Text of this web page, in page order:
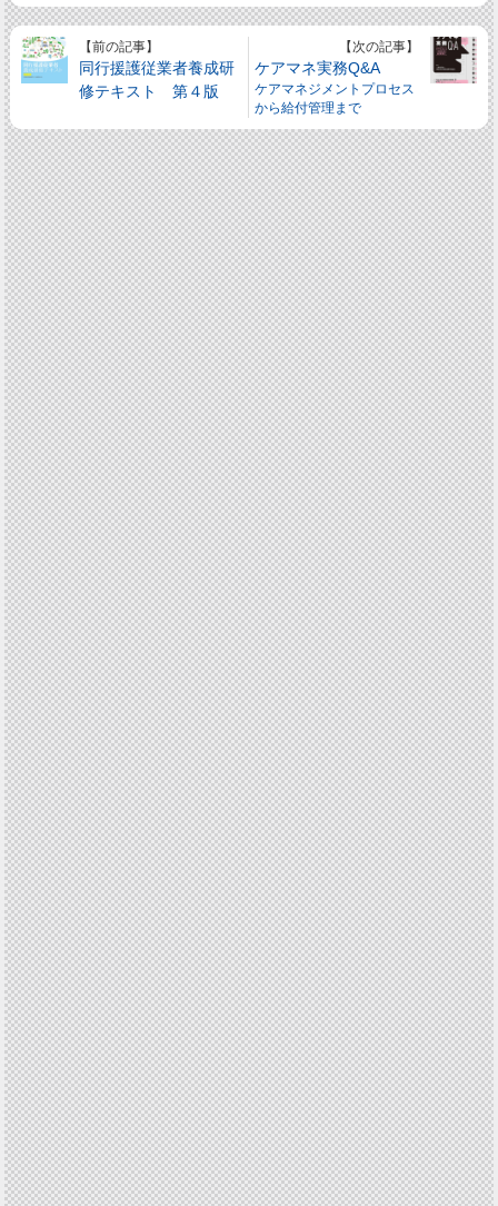
【前の記事】
同行援護従業者養成研
修テキスト 第４版
【次の記事】
ケアマネ実務Q&A
ケアマネジメントプロセス
から給付管理まで